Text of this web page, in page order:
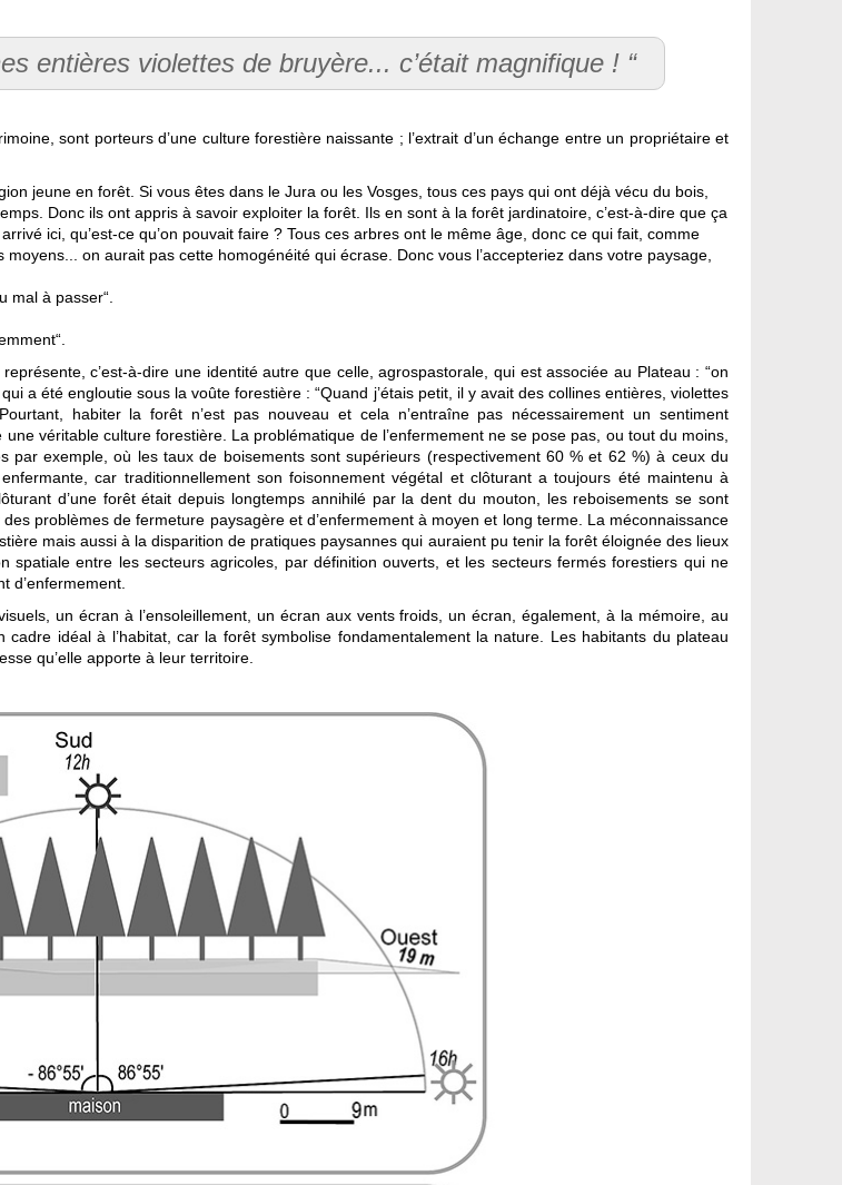
entières violettes de bruyère... c’était magnifique ! “
sont porteurs d’une culture forestière naissante ; l’extrait d’un échange entre un propriétaire et
jeune en forêt. Si vous êtes dans le Jura ou les Vosges, tous ces pays qui ont déjà vécu du bois,
Donc ils ont appris à savoir exploiter la forêt. Ils en sont à la forêt jardinatoire, c’est-à-dire que ça
ici, qu’est-ce qu’on pouvait faire ? Tous ces arbres ont le même âge, donc ce qui fait, comme
on aurait pas cette homogénéité qui écrase. Donc vous l’accepteriez dans votre paysage,
mal à passer“.
c’est-à-dire une identité autre que celle, agrospastorale, qui est associée au Plateau : “on
a été engloutie sous la voûte forestière : “Quand j’étais petit, il y avait des collines entières, violettes
habiter la forêt n’est pas nouveau et cela n’entraîne pas nécessairement un sentiment
véritable culture forestière. La problématique de l’enfermement ne se pose pas, ou tout du moins,
exemple, où les taux de boisements sont supérieurs (respectivement 60 % et 62 %) à ceux du
car traditionnellement son foisonnement végétal et clôturant a toujours été maintenu à
d’une forêt était depuis longtemps annihilé par la dent du mouton, les reboisements se sont
problèmes de fermeture paysagère et d’enfermement à moyen et long terme. La méconnaissance
mais aussi à la disparition de pratiques paysannes qui auraient pu tenir la forêt éloignée des lieux
spatiale entre les secteurs agricoles, par définition ouverts, et les secteurs fermés forestiers qui ne
d’enfermement.
un écran à l’ensoleillement, un écran aux vents froids, un écran, également, à la mémoire, au
idéal à l’habitat, car la forêt symbolise fondamentalement la nature. Les habitants du plateau
qu’elle apporte à leur territoire.